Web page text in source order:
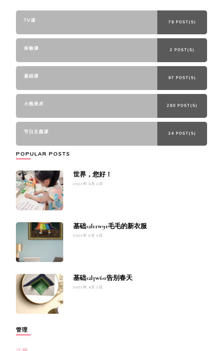
TV课 78 POST(S)
体验课 2 POST(S)
基础课 87 POST(S)
小熊美术 280 POST(S)
节日主题课 34 POST(S)
POPULAR POSTS
世界，您好！
2022年 9月 2日
基础s2l11w91毛毛的新衣服
2023年 5月 5日
基础s2l3w60告别春天
2022年 9月 2日
管理